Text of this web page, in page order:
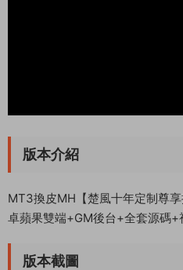
版本介紹
MT3換皮MH【楚風十年定制尊
卓蘋果雙端+GM後台+全套源碼+
版本截圖